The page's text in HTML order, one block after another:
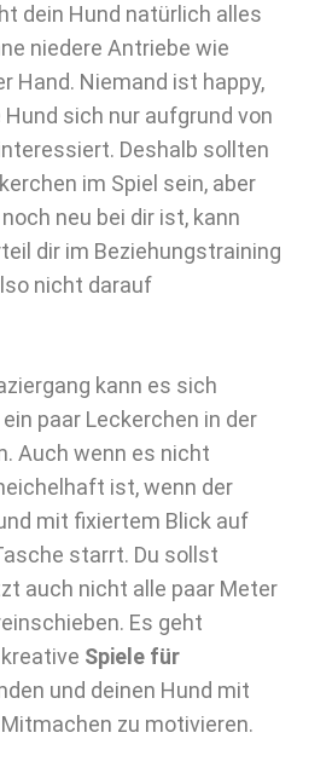
dein Hund natürlich alles
niedere Antriebe wie
Hand. Niemand ist happy,
sich nur aufgrund von
Deshalb sollten
im Spiel sein, aber
neu bei dir ist, kann
dir im Beziehungstraining
nicht darauf
kann es sich
paar Leckerchen in der
Auch wenn es nicht
ist, wenn der
mit fixiertem Blick auf
starrt. Du sollst
auch nicht alle paar Meter
Es geht
Spiele für
und deinen Hund mit
zu motivieren.